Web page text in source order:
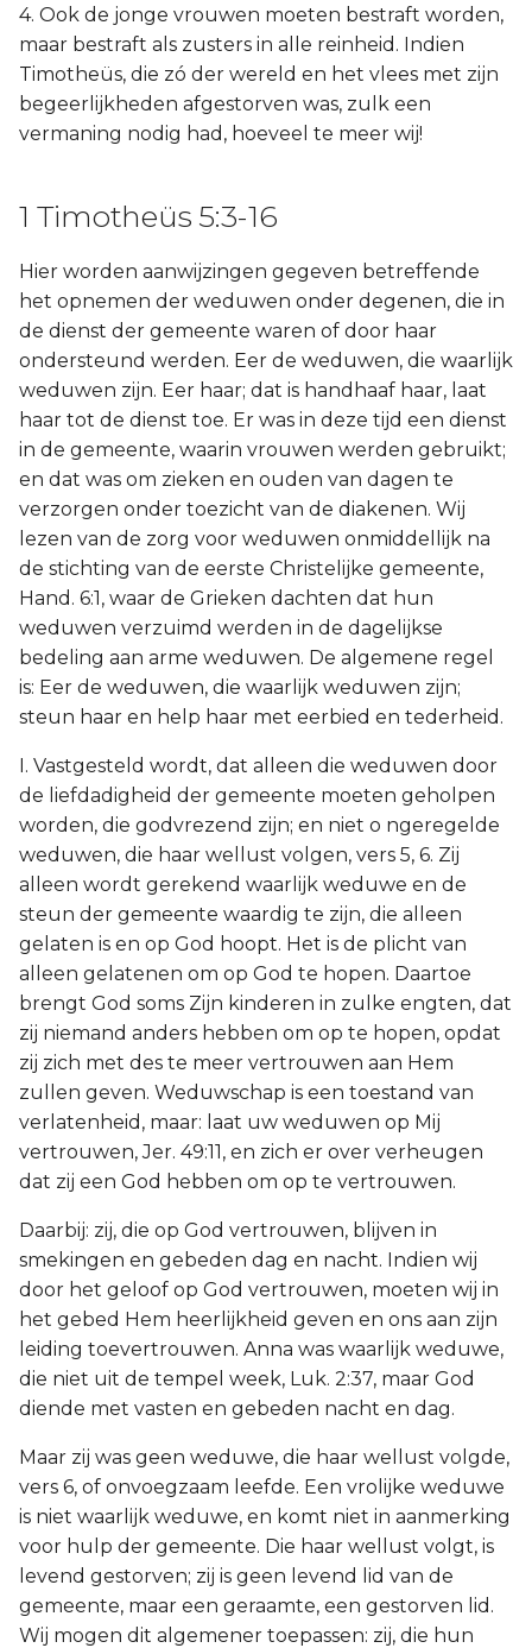
4. Ook de jonge vrouwen moeten bestraft worden,
maar bestraft als zusters in alle reinheid. Indien
Timotheüs, die zó der wereld en het vlees met zijn
begeerlijkheden afgestorven was, zulk een
vermaning nodig had, hoeveel te meer wij!
1 Timotheüs 5:3-16
Hier worden aanwijzingen gegeven betreffende
het opnemen der weduwen onder degenen, die in
de dienst der gemeente waren of door haar
ondersteund werden. Eer de weduwen, die waarlijk
weduwen zijn. Eer haar; dat is handhaaf haar, laat
haar tot de dienst toe. Er was in deze tijd een dienst
in de gemeente, waarin vrouwen werden gebruikt;
en dat was om zieken en ouden van dagen te
verzorgen onder toezicht van de diakenen. Wij
lezen van de zorg voor weduwen onmiddellijk na
de stichting van de eerste Christelijke gemeente,
Hand. 6:1, waar de Grieken dachten dat hun
weduwen verzuimd werden in de dagelijkse
bedeling aan arme weduwen. De algemene regel
is: Eer de weduwen, die waarlijk weduwen zijn;
steun haar en help haar met eerbied en tederheid.
I. Vastgesteld wordt, dat alleen die weduwen door
de liefdadigheid der gemeente moeten geholpen
worden, die godvrezend zijn; en niet o ngeregelde
weduwen, die haar wellust volgen, vers 5, 6. Zij
alleen wordt gerekend waarlijk weduwe en de
steun der gemeente waardig te zijn, die alleen
gelaten is en op God hoopt. Het is de plicht van
alleen gelatenen om op God te hopen. Daartoe
brengt God soms Zijn kinderen in zulke engten, dat
zij niemand anders hebben om op te hopen, opdat
zij zich met des te meer vertrouwen aan Hem
zullen geven. Weduwschap is een toestand van
verlatenheid, maar: laat uw weduwen op Mij
vertrouwen, Jer. 49:11, en zich er over verheugen
dat zij een God hebben om op te vertrouwen.
Daarbij: zij, die op God vertrouwen, blijven in
smekingen en gebeden dag en nacht. Indien wij
door het geloof op God vertrouwen, moeten wij in
het gebed Hem heerlijkheid geven en ons aan zijn
leiding toevertrouwen. Anna was waarlijk weduwe,
die niet uit de tempel week, Luk. 2:37, maar God
diende met vasten en gebeden nacht en dag.
Maar zij was geen weduwe, die haar wellust volgde,
vers 6, of onvoegzaam leefde. Een vrolijke weduwe
is niet waarlijk weduwe, en komt niet in aanmerking
voor hulp der gemeente. Die haar wellust volgt, is
levend gestorven; zij is geen levend lid van de
gemeente, maar een geraamte, een gestorven lid.
Wij mogen dit algemener toepassen: zij, die hun